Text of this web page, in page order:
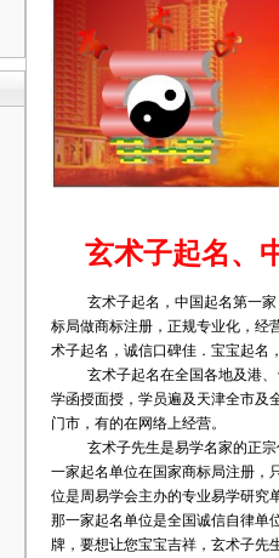
玄术子起名、
玄术子起名， 中国起名第一
标局做商标注册，正规专业化，经
术子起名，诚信口碑佳．宝宝起名
玄术子起名在全国各地及港
学函授面授，学员遍及天津全市及
门市，有的在网络上经营。
玄术子先生是易学名家的正
一家起名单位在国家商标局注册，
位是周易学会主办的专业易学研究
那一家起名单位是全国诚信自律单
牌，要想让您宝宝吉祥，玄术子先